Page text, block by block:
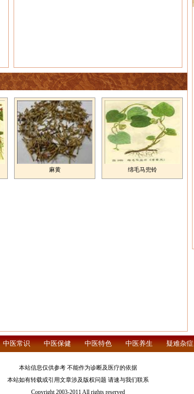
麻黄 绵毛马兜铃
中医常识 中医保健 中医特色 中医养生 疑难杂症
本站信息仅供参考 不能作为诊断及医疗的依据
本站如有转载或引用文章涉及版权问题 请速与我们联系
Copyright 2003-2011 All rights reserved